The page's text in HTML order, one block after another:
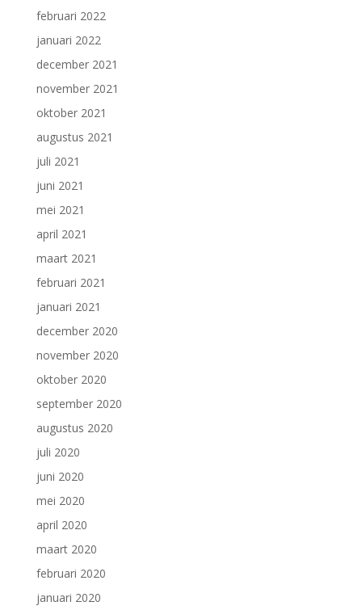
februari 2022
januari 2022
december 2021
november 2021
oktober 2021
augustus 2021
juli 2021
juni 2021
mei 2021
april 2021
maart 2021
februari 2021
januari 2021
december 2020
november 2020
oktober 2020
september 2020
augustus 2020
juli 2020
juni 2020
mei 2020
april 2020
maart 2020
februari 2020
januari 2020